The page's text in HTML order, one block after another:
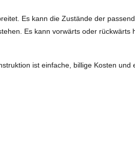
Es kann die Zustände der
Es kann vorwärts oder rückwärts
ist einfache, billige Kosten und